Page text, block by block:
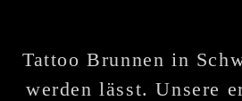
Tattoo Brunnen in
werden lässt. Unsere